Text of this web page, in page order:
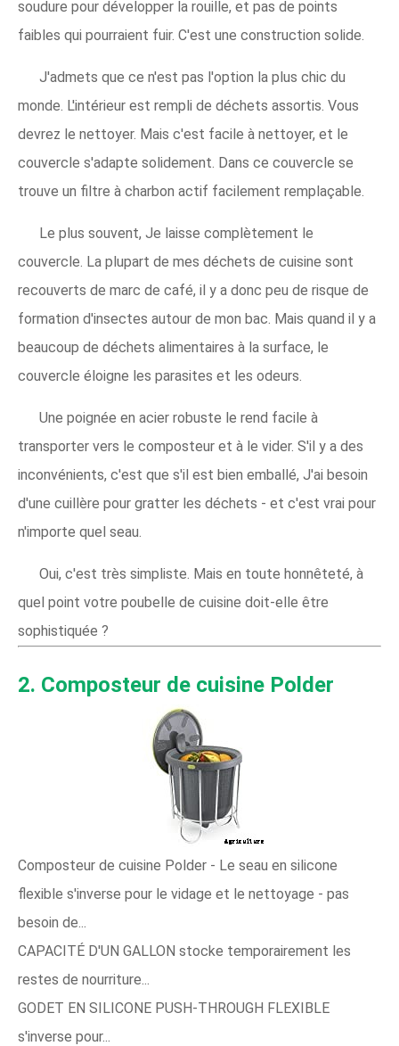
soudure pour développer la rouille, et pas de points
faibles qui pourraient fuir. C'est une construction solide.
J'admets que ce n'est pas l'option la plus chic du
monde. L'intérieur est rempli de déchets assortis. Vous
devrez le nettoyer. Mais c'est facile à nettoyer, et le
couvercle s'adapte solidement. Dans ce couvercle se
trouve un filtre à charbon actif facilement remplaçable.
Le plus souvent, Je laisse complètement le
couvercle. La plupart de mes déchets de cuisine sont
recouverts de marc de café, il y a donc peu de risque de
formation d'insectes autour de mon bac. Mais quand il y a
beaucoup de déchets alimentaires à la surface, le
couvercle éloigne les parasites et les odeurs.
Une poignée en acier robuste le rend facile à
transporter vers le composteur et à le vider. S'il y a des
inconvénients, c'est que s'il est bien emballé, J'ai besoin
d'une cuillère pour gratter les déchets - et c'est vrai pour
n'importe quel seau.
Oui, c'est très simpliste. Mais en toute honnêteté, à
quel point votre poubelle de cuisine doit-elle être
sophistiquée ?
2. Composteur de cuisine Polder
Composteur de cuisine Polder - Le seau en silicone
flexible s'inverse pour le vidage et le nettoyage - pas
besoin de...
CAPACITÉ D'UN GALLON stocke temporairement les
restes de nourriture...
GODET EN SILICONE PUSH-THROUGH FLEXIBLE
s'inverse pour...